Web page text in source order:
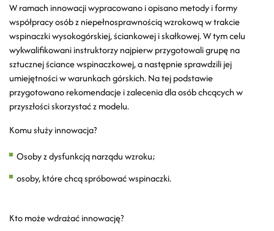
W ramach innowacji wypracowano i opisano metody i formy
współpracy osób z niepełnosprawnością wzrokową w trakcie
wspinaczki wysokogórskiej, ściankowej i skałkowej. W tym celu
wykwalifikowani instruktorzy najpierw przygotowali grupę na
sztucznej ściance wspinaczkowej, a następnie sprawdzili jej
umiejętności w warunkach górskich. Na tej podstawie
przygotowano rekomendacje i zalecenia dla osób chcących w
przyszłości skorzystać z modelu.
Komu służy innowacja?
Osoby z dysfunkcją narządu wzroku;
osoby, które chcą spróbować wspinaczki.
Kto może wdrażać innowację?